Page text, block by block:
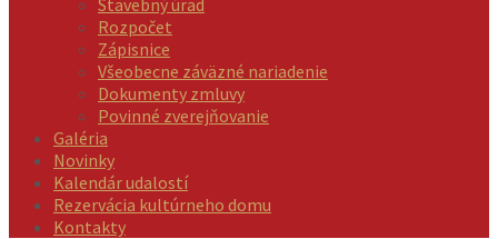
Rozpočet
Zápisnice
Všeobecne záväzné nariadenie
Dokumenty zmluvy
Povinné zverejňovanie
Galéria
Novinky
Kalendár udalostí
Rezervácia kultúrneho domu
Kontakty